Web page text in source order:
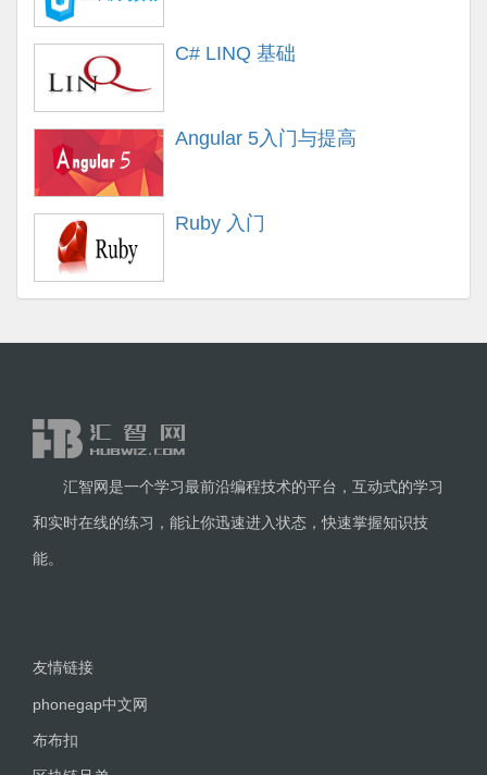
C# LINQ 基础
Angular 5入门与提高
Ruby 入门
汇智网是一个学习最前沿编程技术的平台，互动式的学习
和实时在线的练习，能让你迅速进入状态，快速掌握知识技
能。
友情链接
phonegap中文网
布布扣